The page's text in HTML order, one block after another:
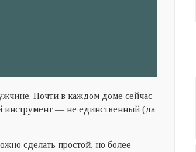
Почти в каждом доме сейчас
инструмент — не единственный (да
сделать простой, но более